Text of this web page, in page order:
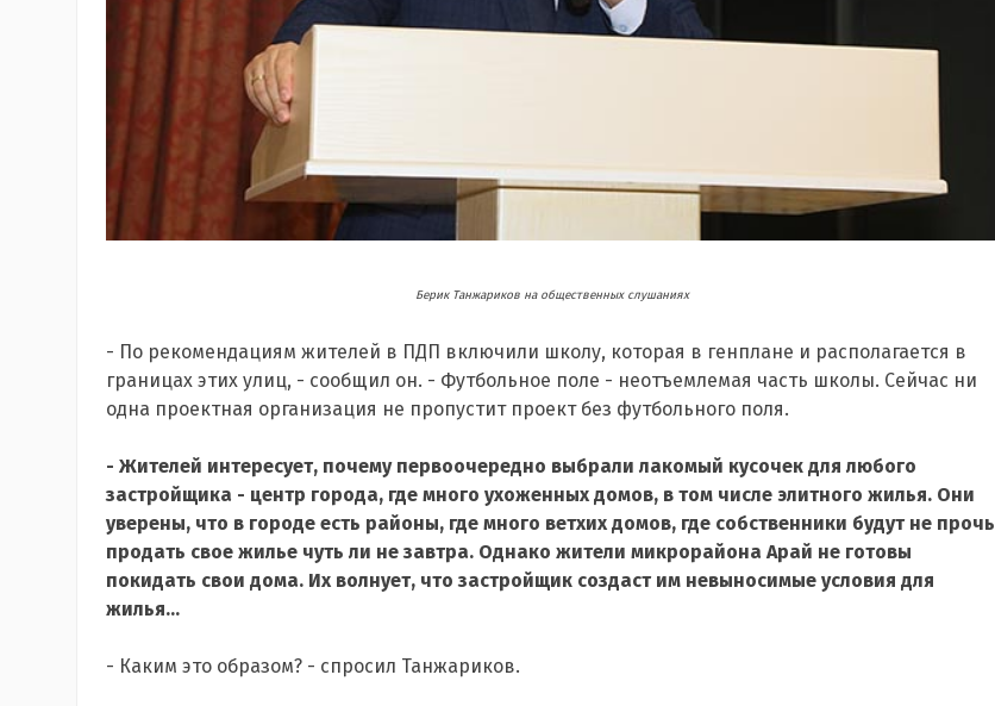
Берик Танжариков на общественных слушаниях
- По рекомендациям жителей в ПДП включили школу, которая в генплане и располагается в
границах этих улиц, - сообщил он. - Футбольное поле - неотъемлемая часть школы. Сейчас ни
одна проектная организация не пропустит проект без футбольного поля.
- Жителей интересует, почему первоочередно выбрали лакомый кусочек для любого
застройщика - центр города, где много ухоженных домов, в том числе элитного жилья. Они
уверены, что в городе есть районы, где много ветхих домов, где собственники будут не прочь
продать свое жилье чуть ли не завтра. Однако жители микрорайона Арай не готовы
покидать свои дома. Их волнует, что застройщик создаст им невыносимые условия для
жилья...
- Каким это образом? - спросил Танжариков.